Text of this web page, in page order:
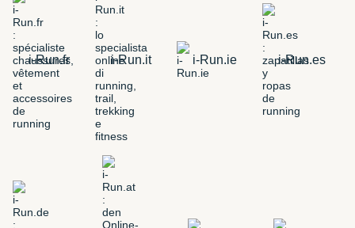
i-Run.fr i-Run.it i-Run.ie i-Run.es